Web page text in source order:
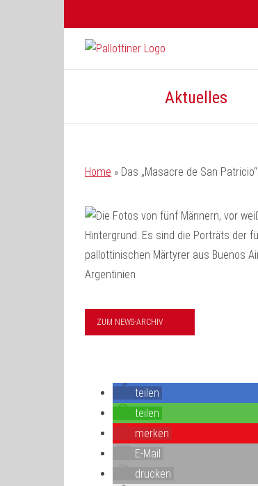
Aktuelles
Home » Das „Masacre de San Patricio“
ZUM NEWS-ARCHIV
teilen
teilen
merken
E-Mail
drucken